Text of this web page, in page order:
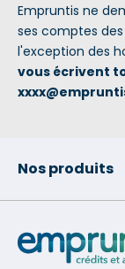
Empruntis ne
ses comptes
l'exception des
vous écrivent
Nos produits